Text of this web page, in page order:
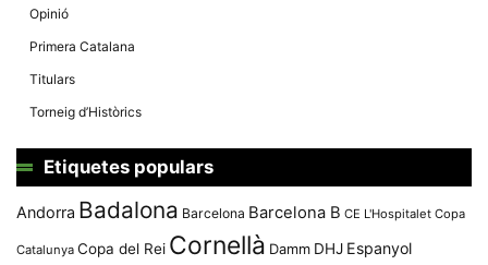
Opinió
Primera Catalana
Titulars
Torneig d’Històrics
Etiquetes populars
Andorra Badalona Barcelona Barcelona B CE L'Hospitalet Copa
Catalunya Copa del Rei Cornellà Damm DHJ Espanyol